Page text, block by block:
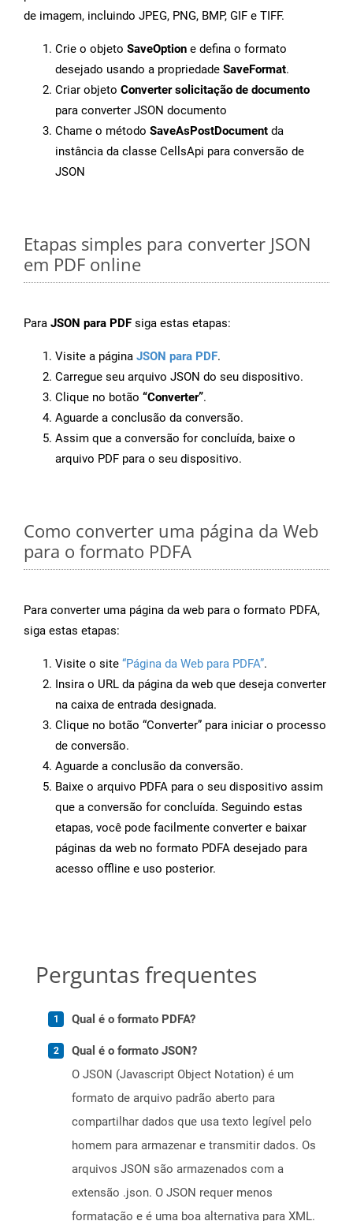
de imagem, incluindo JPEG, PNG, BMP, GIF e TIFF.
Crie o objeto SaveOption e defina o formato
desejado usando a propriedade SaveFormat.
Criar objeto Converter solicitação de documento
para converter JSON documento
Chame o método SaveAsPostDocument da
instância da classe CellsApi para conversão de
JSON
Etapas simples para converter JSON
em PDF online
Para JSON para PDF siga estas etapas:
Visite a página JSON para PDF.
Carregue seu arquivo JSON do seu dispositivo.
Clique no botão “Converter”.
Aguarde a conclusão da conversão.
Assim que a conversão for concluída, baixe o
arquivo PDF para o seu dispositivo.
Como converter uma página da Web
para o formato PDFA
Para converter uma página da web para o formato PDFA,
siga estas etapas:
Visite o site “Página da Web para PDFA”.
Insira o URL da página da web que deseja converter
na caixa de entrada designada.
Clique no botão “Converter” para iniciar o processo
de conversão.
Aguarde a conclusão da conversão.
Baixe o arquivo PDFA para o seu dispositivo assim
que a conversão for concluída. Seguindo estas
etapas, você pode facilmente converter e baixar
páginas da web no formato PDFA desejado para
acesso offline e uso posterior.
Perguntas frequentes
Qual é o formato PDFA?
Qual é o formato JSON?
O JSON (Javascript Object Notation) é um
formato de arquivo padrão aberto para
compartilhar dados que usa texto legível pelo
homem para armazenar e transmitir dados. Os
arquivos JSON são armazenados com a
extensão .json. O JSON requer menos
formatação e é uma boa alternativa para XML.